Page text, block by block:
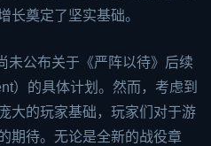
长奠定了坚实基础。
未公布关于《严阵以待》后续
）的具体计划。然而，考虑到
大的玩家基础，玩家们对于游
期待。无论是全新的战役章